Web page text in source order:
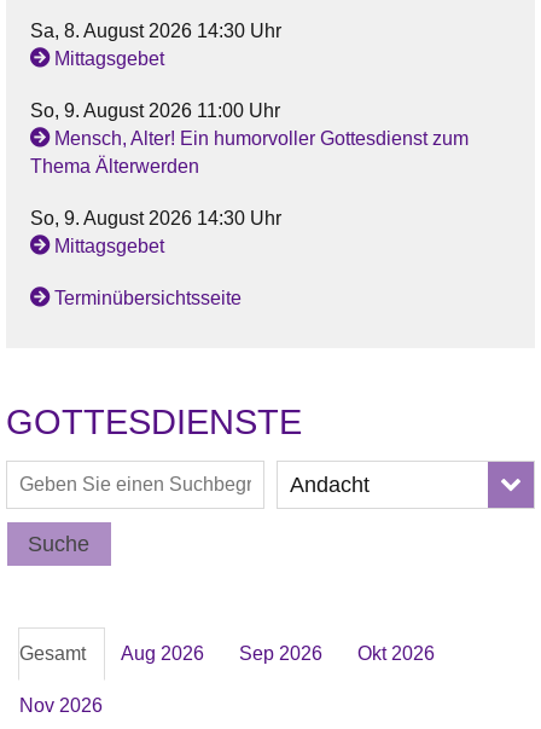
Sa, 8. August 2026 14:30 Uhr
Mittagsgebet
So, 9. August 2026 11:00 Uhr
Mensch, Alter! Ein humorvoller Gottesdienst zum
Thema Älterwerden
So, 9. August 2026 14:30 Uhr
Mittagsgebet
Terminübersichtsseite
GOTTESDIENSTE
Andacht
Suche
Gesamt Aug 2026 Sep 2026 Okt 2026
Nov 2026